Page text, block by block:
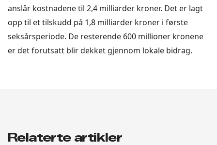
anslår kostnadene til 2,4 milliarder kroner. Det er lagt
opp til et tilskudd på 1,8 milliarder kroner i første
seksårsperiode. De resterende 600 millioner kronene
er det forutsatt blir dekket gjennom lokale bidrag.
Relaterte artikler